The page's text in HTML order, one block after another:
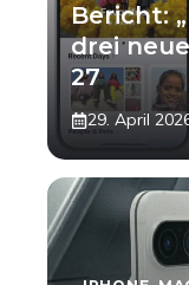
Bericht:
drei
27
29. April